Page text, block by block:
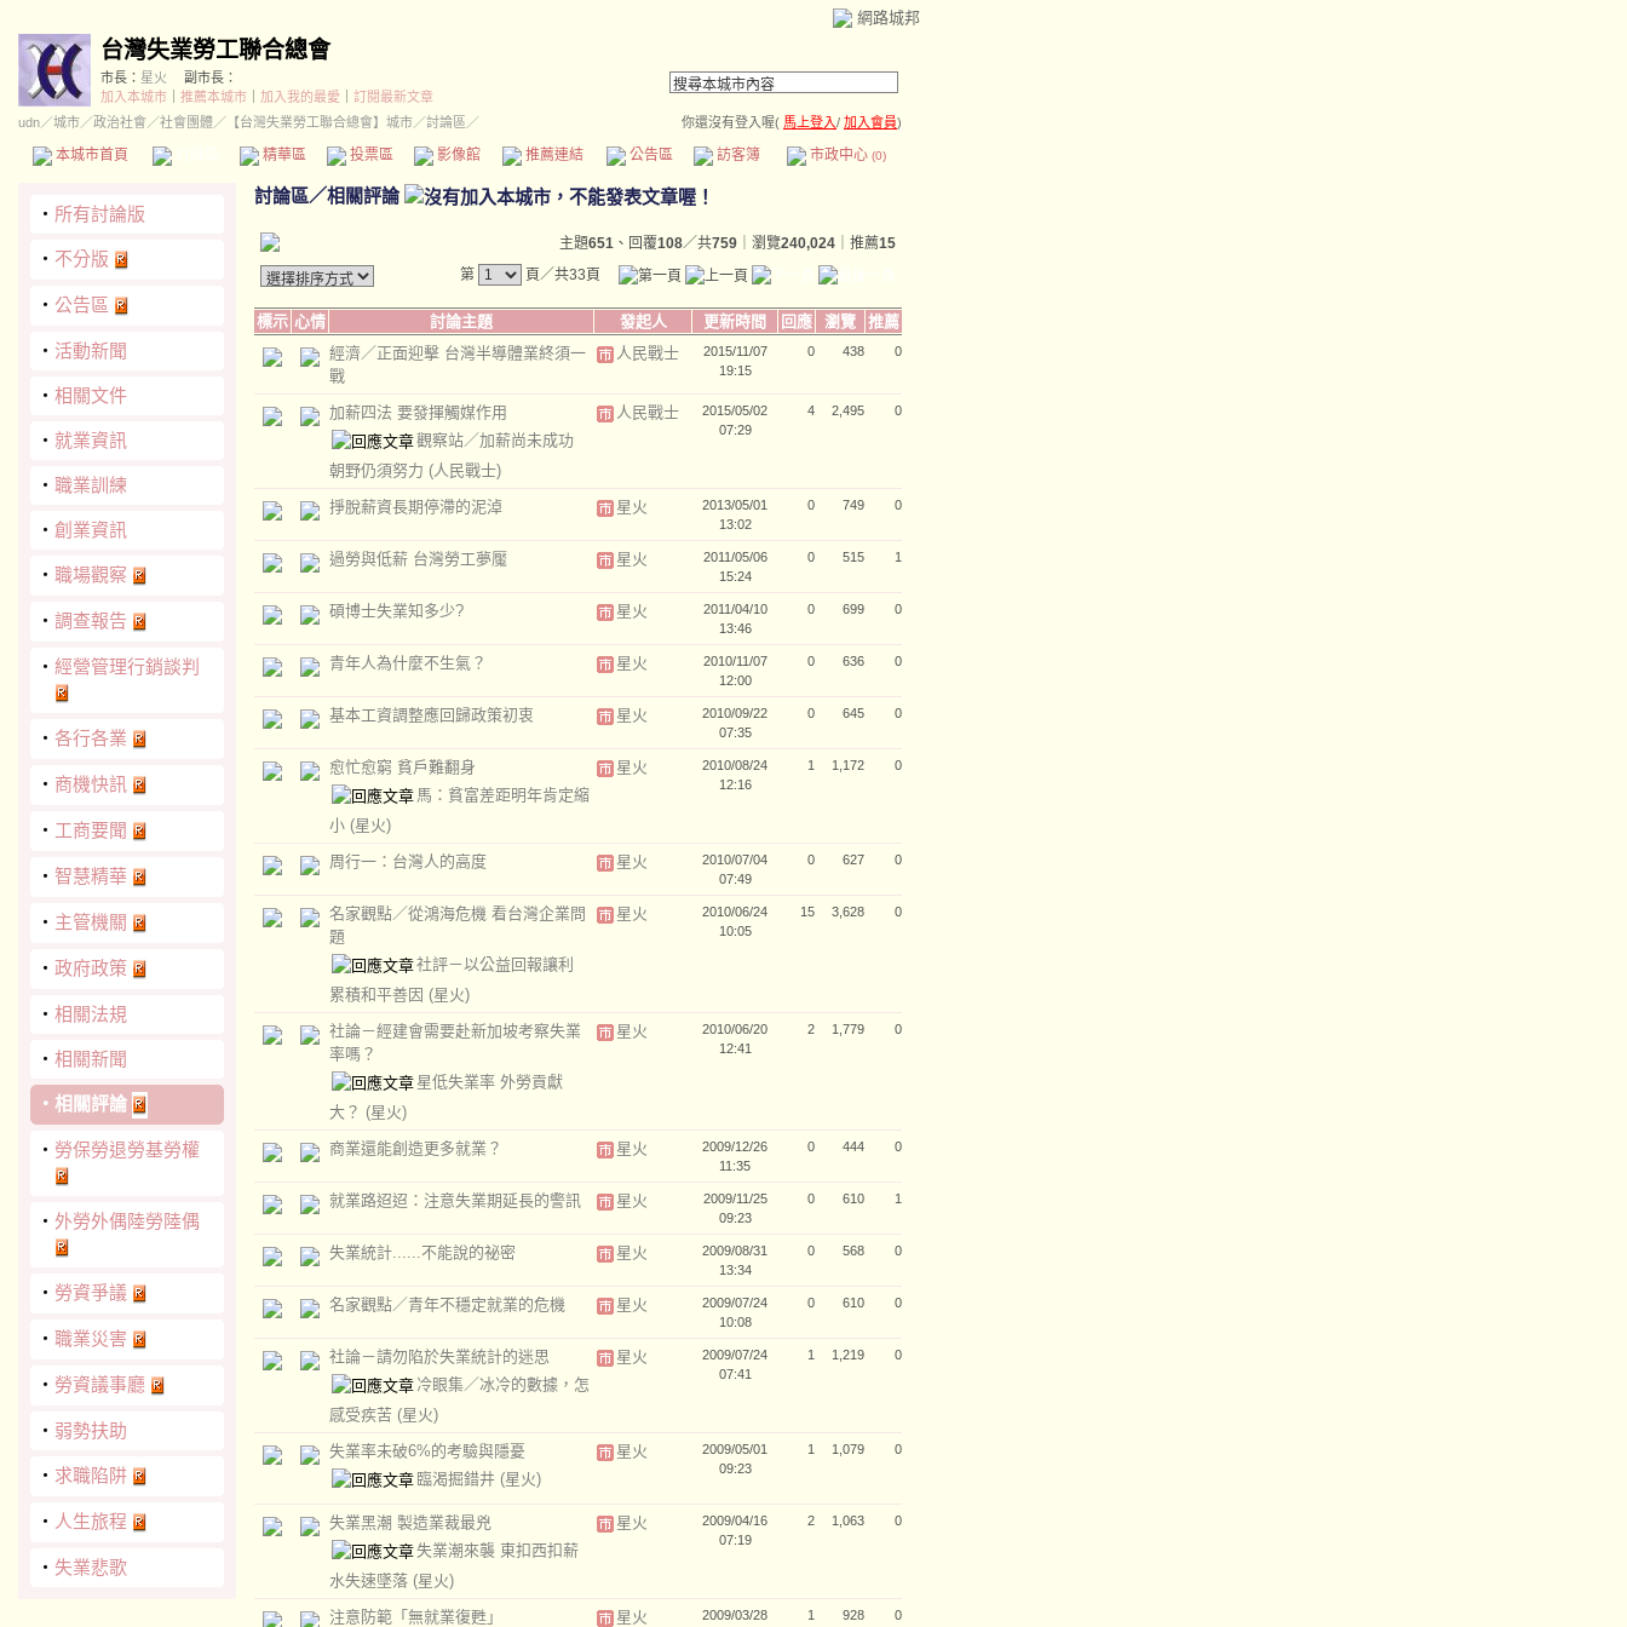
網路城邦
台灣失業勞工聯合總會
市長： 星火
副市長：
加入本城市
推薦本城市 加入我的最愛
訂閱最新文章
udn／城市／政治社會 ／社會團體／ 【台灣失業勞工聯合總會】城市／討論區／ 你還沒有登入喔( 馬上登入/ 加入會員)
本城市首頁 精華區 投票區 影像館 推薦連結 公告區 訪客簿 市政中心 (0)
‧ 所有討論版
‧ 不分版
‧ 公告區
‧ 活動新聞
‧ 相關文件
‧ 就業資訊
‧ 職業訓練
‧ 創業資訊
‧ 職場觀察
‧ 調查報告
‧ 經營管理行銷談判
‧ 各行各業
‧ 商機快訊
‧ 工商要聞
‧ 智慧精華
‧ 主管機關
‧ 政府政策
‧ 相關法規
‧ 相關新聞
‧ 相關評論
‧ 勞保勞退勞基勞權
‧ 外勞外偶陸勞陸偶
‧ 勞資爭議
‧ 職業災害
‧ 勞資議事廳
‧ 弱勢扶助
‧ 求職陷阱
‧ 人生旅程
‧ 失業悲歌
討論區／相關評論
主題651 、回覆108／共759 ｜瀏覽240,024 ｜推薦15
第
頁／共33頁
標示 心情 討論主題 發起人 更新時間 回應 瀏覽
推薦
經濟／正面迎擊 台灣半導體業終須一
戰
人民戰士
2015/11/07
19:15
0 438 0
加薪四法 要發揮觸媒作用
觀察站／加薪尚未成功
朝野仍須努力 (人民戰士)
人民戰士
2015/05/02
07:29
4 2,495 0
掙脫薪資長期停滯的泥淖 星火
2013/05/01
13:02
0 749 0
過勞與低薪 台灣勞工夢魘 星火
2011/05/06
15:24
0 515 1
碩博士失業知多少? 星火
2011/04/10
13:46
0 699 0
青年人為什麼不生氣？ 星火
2010/11/07
12:00
0 636 0
基本工資調整應回歸政策初衷 星火
2010/09/22
07:35
0 645 0
愈忙愈窮 貧戶難翻身
馬：貧富差距明年肯定縮
小 (星火)
星火
2010/08/24
12:16
1 1,172 0
周行一：台灣人的高度 星火
2010/07/04
07:49
0 627 0
名家觀點／從鴻海危機 看台灣企業問
題
社評－以公益回報讓利
累積和平善因 (星火)
星火
2010/06/24
10:05
15 3,628 0
社論－經建會需要赴新加坡考察失業
率嗎？
星低失業率 外勞貢獻
大？ (星火)
星火
2010/06/20
12:41
2 1,779 0
商業還能創造更多就業？ 星火
2009/12/26
11:35
0 444 0
就業路迢迢：注意失業期延長的警訊 星火
2009/11/25
09:23
0 610 1
失業統計......不能說的祕密 星火
2009/08/31
13:34
0 568 0
名家觀點／青年不穩定就業的危機 星火
2009/07/24
10:08
0 610 0
社論－請勿陷於失業統計的迷思
冷眼集／冰冷的數據，怎
感受疾苦 (星火)
星火
2009/07/24
07:41
1 1,219 0
失業率未破6%的考驗與隱憂
臨渴掘錯井 (星火)
星火
2009/05/01
09:23
1 1,079 0
失業黑潮 製造業裁最兇
失業潮來襲 東扣西扣薪
水失速墜落 (星火)
星火
2009/04/16
07:19
2 1,063 0
注意防範「無就業復甦」 星火 2009/03/28 1 928 0